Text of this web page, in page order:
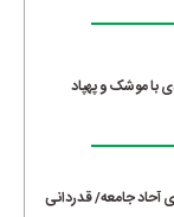
با موشک و پهپاد
آحاد جامعه/ قدردانی